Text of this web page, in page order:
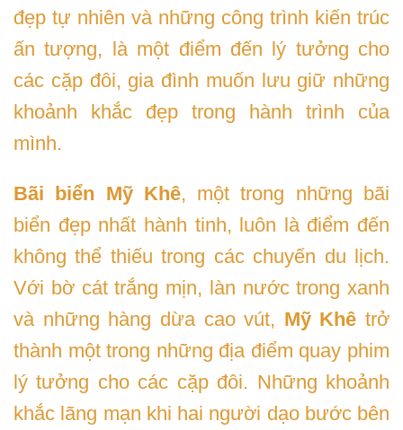
đẹp tự nhiên và những công trình kiến trúc
ấn tượng, là một điểm đến lý tưởng cho
các cặp đôi, gia đình muốn lưu giữ những
khoảnh khắc đẹp trong hành trình của
mình.
Bãi biển Mỹ Khê, một trong những bãi
biển đẹp nhất hành tinh, luôn là điểm đến
không thể thiếu trong các chuyến du lịch.
Với bờ cát trắng mịn, làn nước trong xanh
và những hàng dừa cao vút, Mỹ Khê trở
thành một trong những địa điểm quay phim
lý tưởng cho các cặp đôi. Những khoảnh
khắc lãng mạn khi hai người dạo bước bên